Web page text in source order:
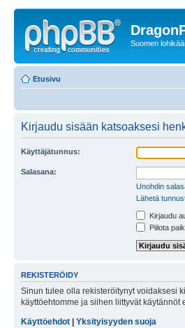
Suomen
Etusivu
Kirjaudu sisään katsoaksesi
Käyttäjätunnus:
Salasana:
Unohdin
Lähetä
Kirjaudu
Piilota
REKISTERÖIDY
Sinun tulee olla rekisteröitynyt voidaksesi
käyttöehtomme ja siihen liittyvät
Käyttöehdot
Yksityisyyden suoja